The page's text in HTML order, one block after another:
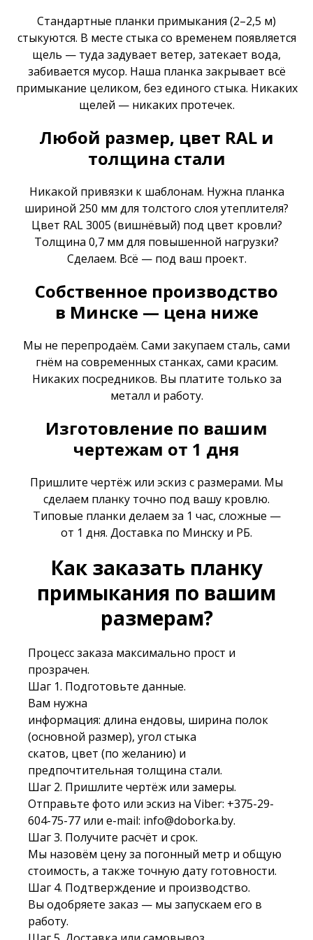
Стандартные планки примыкания (2–2,5 м)
стыкуются. В месте стыка со временем появляется
щель — туда задувает ветер, затекает вода,
забивается мусор. Наша планка закрывает всё
примыкание целиком, без единого стыка. Никаких
щелей — никаких протечек.
Любой размер, цвет RAL и
толщина стали
Никакой привязки к шаблонам. Нужна планка
шириной 250 мм для толстого слоя утеплителя?
Цвет RAL 3005 (вишнёвый) под цвет кровли?
Толщина 0,7 мм для повышенной нагрузки?
Сделаем. Всё — под ваш проект.
Собственное производство
в Минске — цена ниже
Мы не перепродаём. Сами закупаем сталь, сами
гнём на современных станках, сами красим.
Никаких посредников. Вы платите только за
металл и работу.
Изготовление по вашим
чертежам от 1 дня
Пришлите чертёж или эскиз с размерами. Мы
сделаем планку точно под вашу кровлю.
Типовые планки делаем за 1 час, сложные —
от 1 дня. Доставка по Минску и РБ.
Как заказать планку
примыкания по вашим
размерам?
Процесс заказа максимально прост и
прозрачен.
Шаг 1. Подготовьте данные.
Вам нужна
информация: длина ендовы, ширина полок
(основной размер), угол стыка
скатов, цвет (по желанию) и
предпочтительная толщина стали.
Шаг 2. Пришлите чертёж или замеры.
Отправьте фото или эскиз на Viber: +375-29-
604-75-77 или e-mail: info@doborka.by.
Шаг 3. Получите расчёт и срок.
Мы назовём цену за погонный метр и общую
стоимость, а также точную дату готовности.
Шаг 4. Подтверждение и производство.
Вы одобряете заказ — мы запускаем его в
работу.